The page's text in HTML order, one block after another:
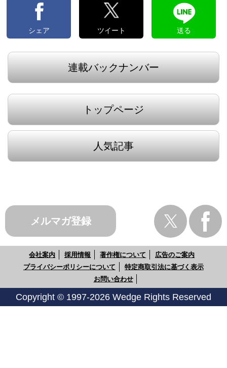
シェア ツイート 送る
連載バックナンバー
トップページ
人気記事
メルマガ登録
会社案内 採用情報 著作権について
広告のご案内
プライバシーポリシーについて
特定商取引法に基づく表示
お問い合わせ
Copyright © 1997-2026 Wedge Rights Reserved